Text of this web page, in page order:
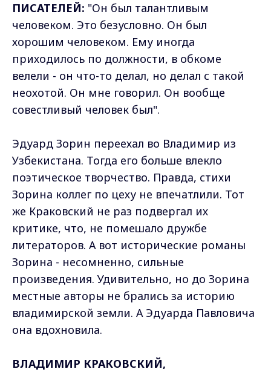
ПИСАТЕЛЕЙ: "Он был талантливым
человеком. Это безусловно. Он был
хорошим человеком. Ему иногда
приходилось по должности, в обкоме
велели - он что-то делал, но делал с такой
неохотой. Он мне говорил. Он вообще
совестливый человек был".
Эдуард Зорин переехал во Владимир из
Узбекистана. Тогда его больше влекло
поэтическое творчество. Правда, стихи
Зорина коллег по цеху не впечатлили. Тот
же Краковский не раз подвергал их
критике, что, не помешало дружбе
литераторов. А вот исторические романы
Зорина - несомненно, сильные
произведения. Удивительно, но до Зорина
местные авторы не брались за историю
владимирской земли. А Эдуарда Павловича
она вдохновила.
ВЛАДИМИР КРАКОВСКИЙ,